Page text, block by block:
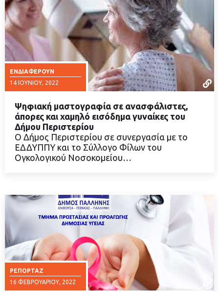
ΕΝΔΙΑΦΈΡΟΥΝ
14 ΙΟΥΝΊΟΥ, 2022
ΔΙΑΒΑΣΤΕ ΠΕΡΙΣΣΟΤΕΡΑ
Ψηφιακή μαστογραφία σε ανασφάλιστες,
άπορες και χαμηλό εισόδημα γυναίκες του
Δήμου Περιστερίου
Ο Δήμος Περιστερίου σε συνεργασία με το
ΕΔΔΥΠΠΥ και το Σύλλογο Φίλων του
Ογκολογικού Νοσοκομείου…
ΡΕΠΟΡΤΆΖ
16 ΦΕΒΡΟΥΑΡΊΟΥ, 2022